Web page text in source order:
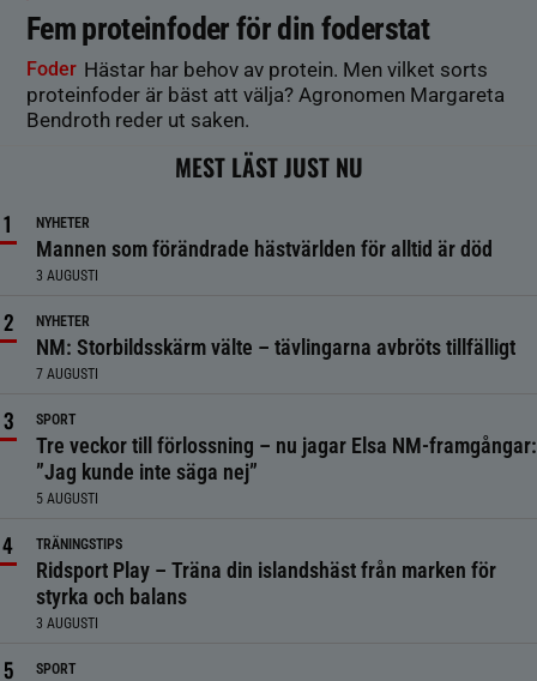
Fem proteinfoder för din foderstat
Foder Hästar har behov av protein. Men vilket sorts
proteinfoder är bäst att välja? Agronomen Margareta
Bendroth reder ut saken.
MEST LÄST JUST NU
NYHETER
Mannen som förändrade hästvärlden för alltid är död
3 AUGUSTI
NYHETER
NM: Storbildsskärm välte – tävlingarna avbröts tillfälligt
7 AUGUSTI
SPORT
Tre veckor till förlossning – nu jagar Elsa NM-framgångar:
”Jag kunde inte säga nej”
5 AUGUSTI
TRÄNINGSTIPS
Ridsport Play – Träna din islandshäst från marken för
styrka och balans
3 AUGUSTI
SPORT